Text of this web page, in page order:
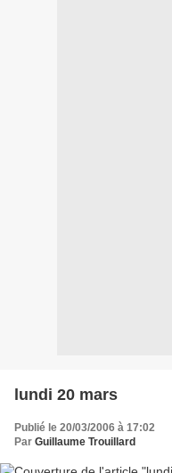
lundi 20 mars
Publié le 20/03/2006 à 17:02
Par Guillaume Trouillard